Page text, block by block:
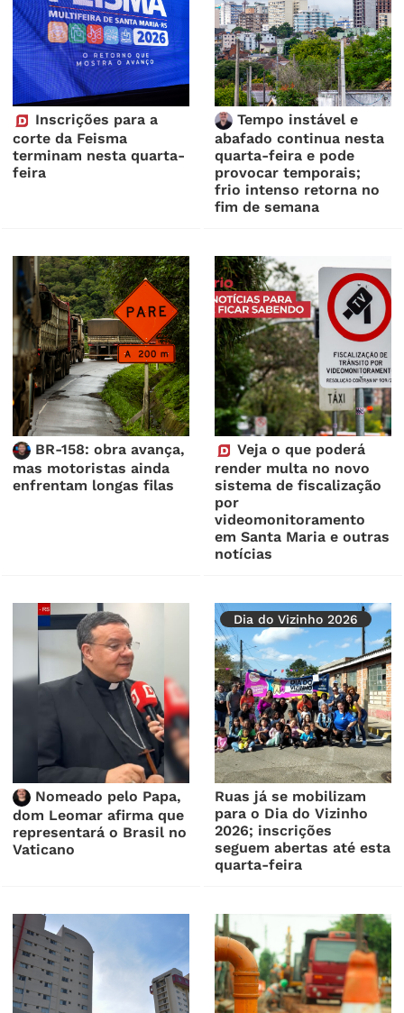
Inscrições para a
corte da Feisma
terminam nesta quarta-
feira
Tempo instável e
abafado continua nesta
quarta-feira e pode
provocar temporais;
frio intenso retorna no
fim de semana
BR-158: obra avança,
mas motoristas ainda
enfrentam longas filas
Veja o que poderá
render multa no novo
sistema de fiscalização
por
videomonitoramento
em Santa Maria e outras
notícias
Nomeado pelo Papa,
dom Leomar afirma que
representará o Brasil no
Vaticano
Dia do Vizinho 2026
Ruas já se mobilizam
para o Dia do Vizinho
2026; inscrições
seguem abertas até esta
quarta-feira